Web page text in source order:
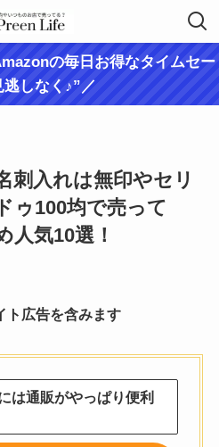
の毎日お得なタイムセー
しなく♪”／
刺入れは無印やセリ
ゥ100均で売って
人気10選！
ト広告を含みます
は通販がやっぱり便利